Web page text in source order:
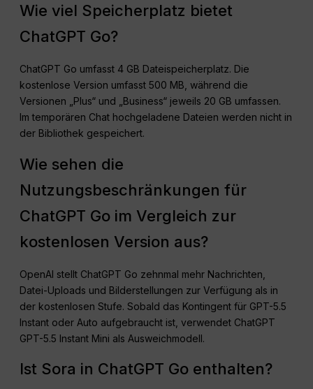
Wie viel Speicherplatz bietet
ChatGPT Go?
ChatGPT Go umfasst 4 GB Dateispeicherplatz. Die
kostenlose Version umfasst 500 MB, während die
Versionen „Plus“ und „Business“ jeweils 20 GB umfassen.
Im temporären Chat hochgeladene Dateien werden nicht in
der Bibliothek gespeichert.
Wie sehen die
Nutzungsbeschränkungen für
ChatGPT Go im Vergleich zur
kostenlosen Version aus?
OpenAI stellt ChatGPT Go zehnmal mehr Nachrichten,
Datei-Uploads und Bilderstellungen zur Verfügung als in
der kostenlosen Stufe. Sobald das Kontingent für GPT-5.5
Instant oder Auto aufgebraucht ist, verwendet ChatGPT
GPT-5.5 Instant Mini als Ausweichmodell.
Ist Sora in ChatGPT Go enthalten?